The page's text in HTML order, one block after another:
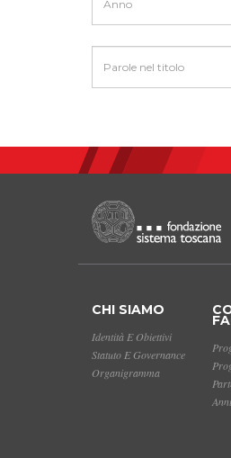
CHI SIAMO
Identità E Obiettivi
Statuto E Governance
Organigramma